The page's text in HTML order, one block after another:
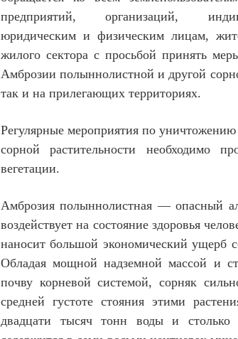
предприятий, организаций,
юридическим и физическим лицам,
жилого сектора с просьбой принять
Амброзии полыннолистной и другой
так и на прилегающих территориях.
Регулярные мероприятия по
сорной растительности необходимо
вегетации.
Амброзия полыннолистная — опасный
воздействует на состояние здоровья
наносит большой экономический ущерб
Обладая мощной надземной массой и
почву корневой системой, сорняк
средней густоте стояния этими
двадцати тысяч тонн воды и столько